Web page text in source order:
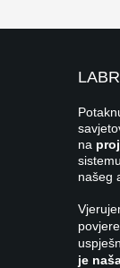
na
našeg
je